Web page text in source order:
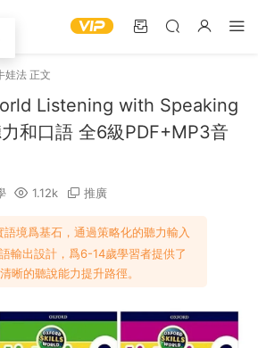
娃法 正文
Listening with Speaking
和口語 全6級PDF+MP3音
1.12k 推廣
語境爲基石，通過策略化的聽力輸入
輸出設計，爲6-14歲學習者提供了
晰的聽說能力提升路徑。